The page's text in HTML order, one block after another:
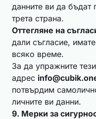
данните ви да бъдат
трета страна.
Оттегляне на
дали съгласие,
всяко време.
За да упражните
адрес
потвърдим
личните ви данни.
9. Мерки за